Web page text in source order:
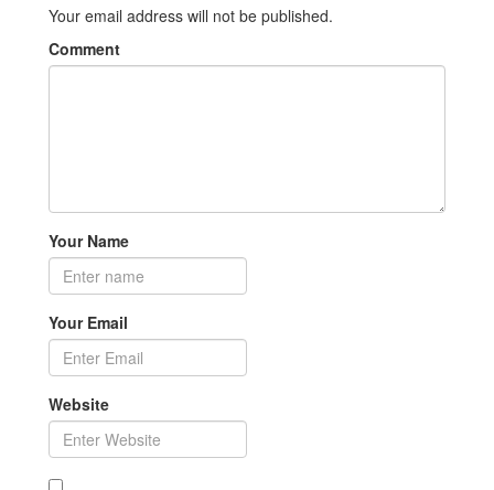
Your email address will not be published.
Comment
Your Name
Your Email
Website